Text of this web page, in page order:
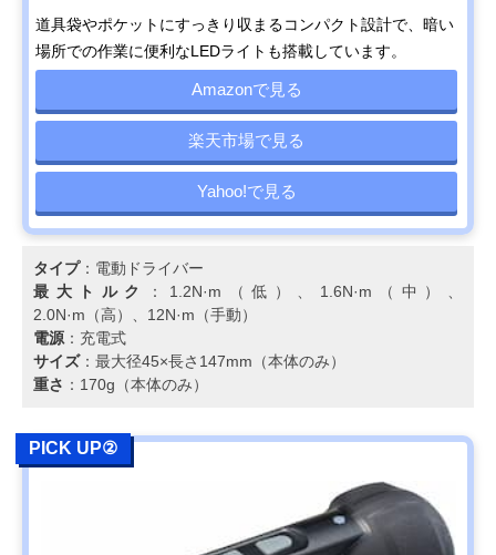
キ) コードレスイ
ンパクトドライバ
FWH18DA（2BG
やすいコンパクト
ヘッド
バー
Amazonで見る
京セラ(Kyocera)
インパクトドライ
バー CID-1130
バッテリー切れを
連続使用が可能
インパクトドラ
電式ペンドライバ
ドリル TD022D
インパクト機能を
搭載、コンパクト
なペン型ボディ
道具袋やポケットにすっきり収まるコンパクト設計で、暗い
場所での作業に便利なLEDライトも搭載しています。
Amazonで見る
楽天市場で見る
Yahoo!で見る
タイプ：電動ドライバー
最大トルク
：1.2N·m（低）、1.6N·m（中）、
2.0N·m（高）、12N·m（手動）
電源 ：充電式
サイズ：最大径45×長さ147mm（本体のみ）
重さ ：170g（本体のみ）
PICK UP②